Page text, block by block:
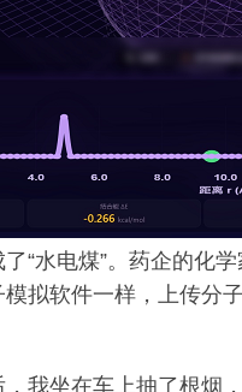
“水电煤”。药企的化
拟软件一样，上传分
我坐在车上抽了根烟